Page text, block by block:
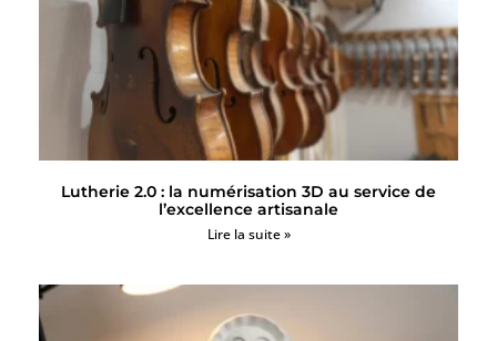
Lutherie 2.0 : la numérisation 3D au service de
l’excellence artisanale
Lire la suite »